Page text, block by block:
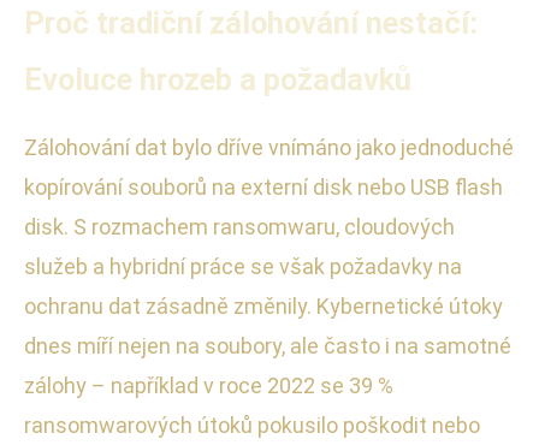
Proč tradiční zálohování nestačí:
Evoluce hrozeb a požadavků
Zálohování dat bylo dříve vnímáno jako jednoduché
kopírování souborů na externí disk nebo USB flash
disk. S rozmachem ransomwaru, cloudových
služeb a hybridní práce se však požadavky na
ochranu dat zásadně změnily. Kybernetické útoky
dnes míří nejen na soubory, ale často i na samotné
zálohy – například v roce 2022 se 39 %
ransomwarových útoků pokusilo poškodit nebo